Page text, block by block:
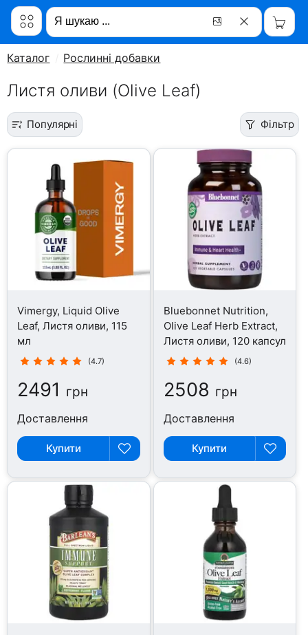
Каталог Рослинні добавки
Листя оливи (Olive Leaf)
Популярні Фільтр
Vimergy, Liquid Olive
Leaf, Листя оливи, 115
мл
(4.7)
2491 грн
Доставлення
Купити
Bluebonnet Nutrition,
Olive Leaf Herb Extract,
Листя оливи, 120 капсул
(4.6)
2508 грн
Доставлення
Купити